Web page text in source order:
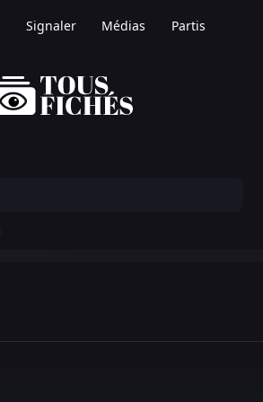
Signaler Médias Partis